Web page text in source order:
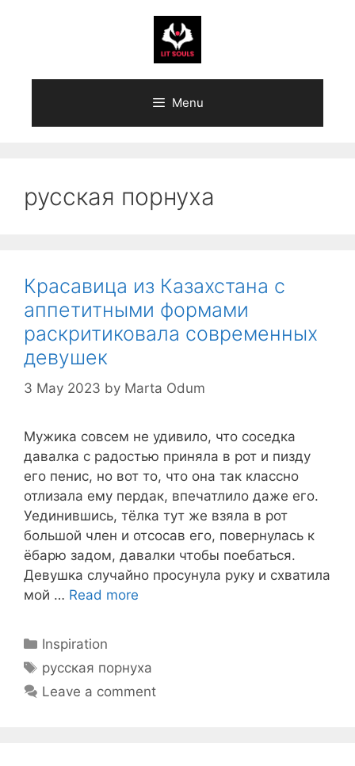
Menu
русская порнуха
Красавица из Казахстана с
аппетитными формами
раскритиковала современных
девушек
3 May 2023 by Marta Odum
Мужика совсем не удивило, что соседка
давалка с радостью приняла в рот и пизду
его пенис, но вот то, что она так классно
отлизала ему пердак, впечатлило даже его.
Уединившись, тёлка тут же взяла в рот
большой член и отсосав его, повернулась к
ёбарю задом, давалки чтобы поебаться.
Девушка случайно просунула руку и схватила
мой … Read more
Categories
Inspiration
Tags
русская порнуха
Leave a comment